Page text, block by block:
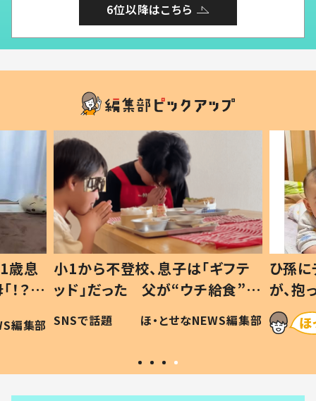
6位以降はこちら
歳息
？」
編集部
小1から不登校、息子は「ギフテ
ッド」だった 父が“ウチ給食”を
作り続ける理由とは #令和の親
#令和の子
SNSで話題 ほ・とせなNEWS編集部
ひ孫
が、
「涙が
い」